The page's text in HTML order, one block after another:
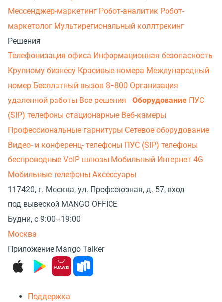
Мессенджер‑маркетинг Робот-аналитик Робот-
маркетолог Мультирегиональный коллтрекинг
Решения
Телефонизация офиса Информационная безопасность
Крупному бизнесу Красивые номера Международный
номер Бесплатный вызов 8−800 Организация
удаленной работы Все решения Оборудование ПУС
(SIP) телефоны стационарные Веб-камеры
Профессиональные гарнитуры Сетевое оборудование
Видео- и конференц- телефоны ПУС (SIP) телефоны
беспроводные VoIP шлюзы Мобильный Интернет 4G
Мобильные телефоны Аксессуары
117420, г. Москва, ул. Профсоюзная, д. 57, вход
под вывеской MANGO OFFICE
Будни, с 9:00–19:00
Москва
Приложение Mango Talker
Поддержка